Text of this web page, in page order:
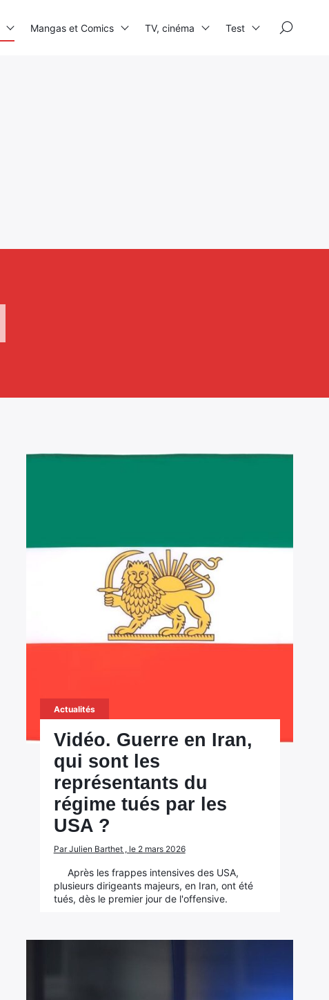
Actualités
Vidéo. Guerre en Iran,
qui sont les
représentants du
régime tués par les
USA ?
Par Julien Barthet , le 2 mars 2026
Après les frappes intensives des USA,
plusieurs dirigeants majeurs, en Iran, ont été
tués, dès le premier jour de l'offensive.
Mangas et Comics TV, cinéma Test